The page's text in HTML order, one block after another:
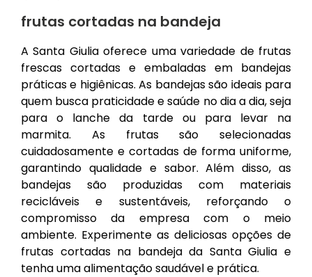
frutas cortadas na bandeja
A Santa Giulia oferece uma variedade de frutas
frescas cortadas e embaladas em bandejas
práticas e higiênicas. As bandejas são ideais para
quem busca praticidade e saúde no dia a dia, seja
para o lanche da tarde ou para levar na
marmita. As frutas são selecionadas
cuidadosamente e cortadas de forma uniforme,
garantindo qualidade e sabor. Além disso, as
bandejas são produzidas com materiais
recicláveis e sustentáveis, reforçando o
compromisso da empresa com o meio
ambiente. Experimente as deliciosas opções de
frutas cortadas na bandeja da Santa Giulia e
tenha uma alimentação saudável e prática.